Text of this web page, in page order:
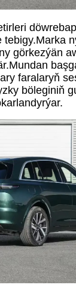
görkezýän
faralaryň
böleginiň